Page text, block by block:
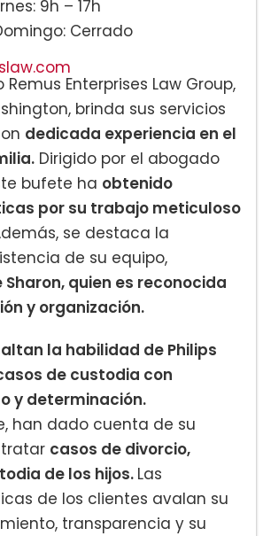
9h – 17h
Cerrado
Enterprises Law Group,
brinda sus servicios
dedicada experiencia en el
Dirigido por el abogado
bufete ha obtenido
por su trabajo meticuloso
se destaca la
de su equipo,
quien es reconocida
y organización.
la habilidad de Philips
de custodia con
y determinación.
han dado cuenta de su
casos de divorcio,
de los hijos. Las
de los clientes avalan su
transparencia y su